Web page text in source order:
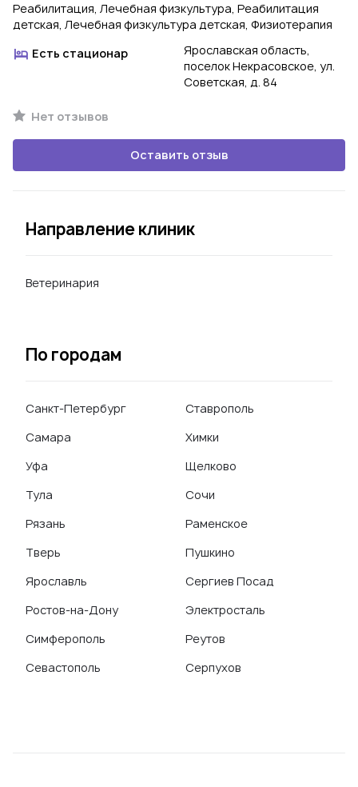
Реабилитация, Лечебная физкультура, Реабилитация
детская, Лечебная физкультура детская, Физиотерапия
Есть стационар
Ярославская область,
поселок Некрасовское, ул.
Советская, д. 84
Нет отзывов
Оставить отзыв
Направление клиник
Ветеринария
По городам
Санкт-Петербург
Самара
Уфа
Тула
Рязань
Тверь
Ярославль
Ростов-на-Дону
Симферополь
Севастополь
Ставрополь
Химки
Щелково
Сочи
Раменское
Пушкино
Сергиев Посад
Электросталь
Реутов
Серпухов